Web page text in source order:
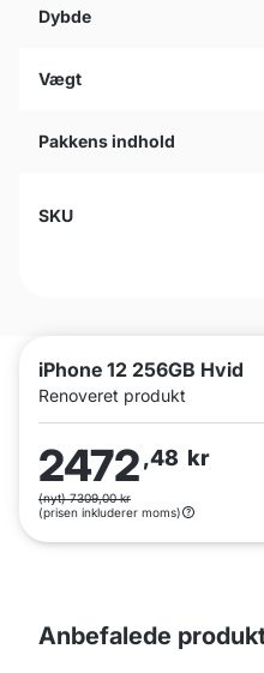
iPhone 12 256GB Hvid
Renoveret produkt
2472,48 kr
(nyt) 7309,00 kr
(prisen inkluderer moms)
Dybde
Vægt
Pakkens indhold
SKU
Anbefalede